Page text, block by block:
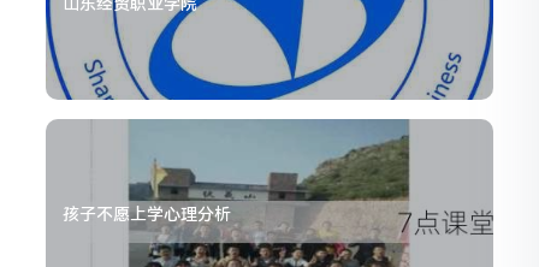
孩子不愿上学心理分析